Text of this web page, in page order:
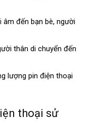
âm đến bạn bè, người
thân di chuyển đến
lượng pin điện thoại
thoại sử